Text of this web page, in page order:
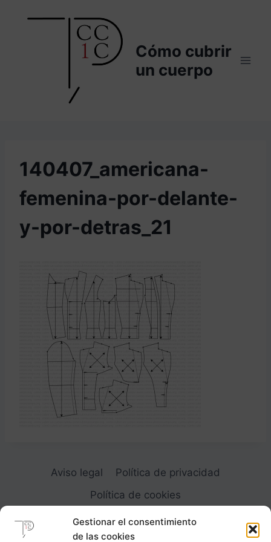
Gestionar el consentimiento
de las cookies
Cómo cubrir
un cuerpo
140407_americana-
femenina-por-delante-
y-por-detras_21
Aviso legal
Política de privacidad
Política de cookies